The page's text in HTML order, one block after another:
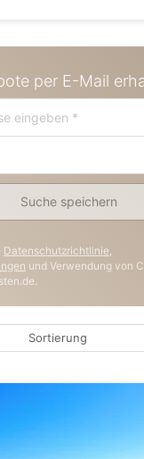
per E-Mail
Suche speichern
Datenschutzrichtlinie,
und Verwendung von
Sortierung